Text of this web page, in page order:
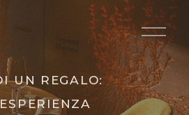
A
p
r
i
m
e
n
UN REGALO: